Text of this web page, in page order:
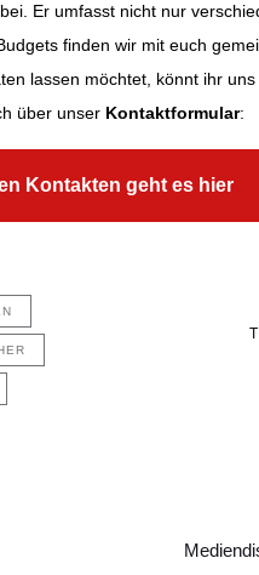
Er umfasst nicht nur
finden wir mit euch
lassen möchtet, könnt ihr
über unser Kontaktformular:
Kontakten geht es hier
Artikel